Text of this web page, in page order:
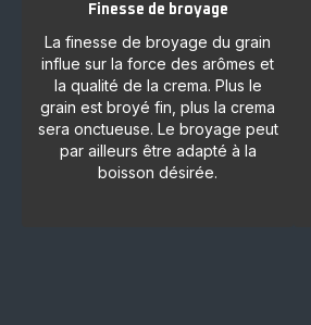
Finesse de broyage
La finesse de broyage du grain
influe sur la force des arômes et
la qualité de la crema. Plus le
grain est broyé fin, plus la crema
sera onctueuse. Le broyage peut
par ailleurs être adapté à la
boisson désirée.